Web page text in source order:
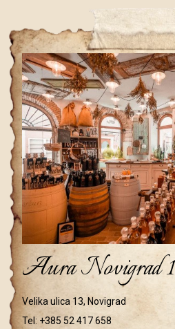
Aura Novigrad 1
Velika ulica 13, Novigrad
Tel: +385 52 417 658